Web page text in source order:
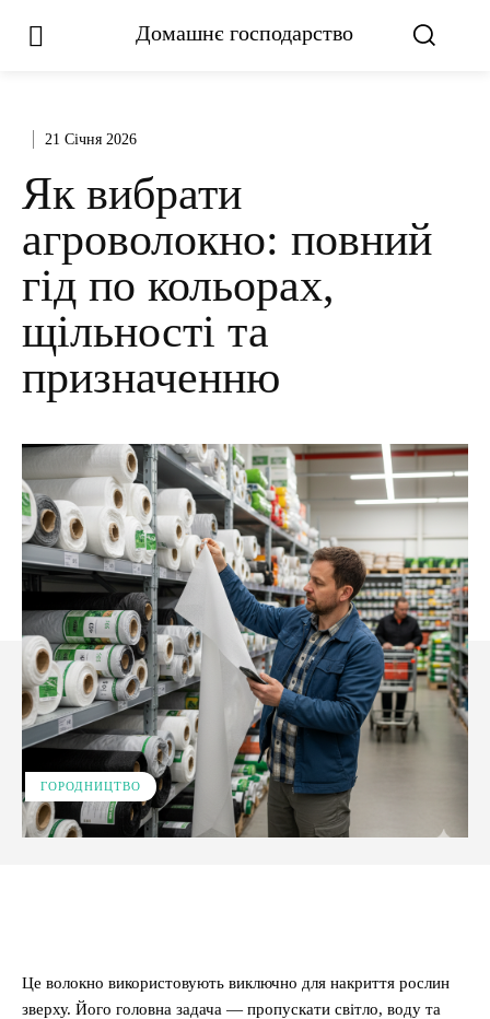
Домашнє господарство
21 Січня 2026
Як вибрати
агроволокно: повний
гід по кольорах,
щільності та
призначенню
ГОРОДНИЦТВО
Це волокно використовують виключно для накриття рослин
зверху. Його головна задача — пропускати світло, воду та